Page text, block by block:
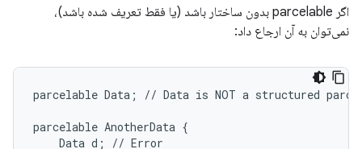
اگر parcelable بدون ساختار باشد (یا فقط تعریف شده باشد)،
نمی‌توان به آن ارجاع داد:
parcelable Data; // Data is NOT a structured
parcelable AnotherData {
    Data d; // Error